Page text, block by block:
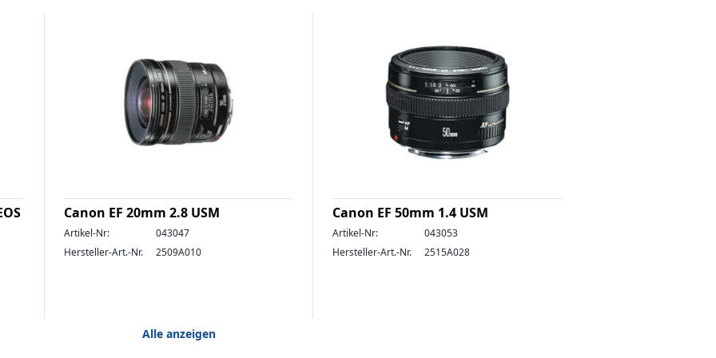
Canon EF 20mm 2.8 USM
Artikel-Nr:
043047
Hersteller-Art.-Nr.
2509A010
Canon EF 50mm 1.4 USM
Artikel-Nr:
043053
Hersteller-Art.-Nr.
2515A028
Alle anzeigen